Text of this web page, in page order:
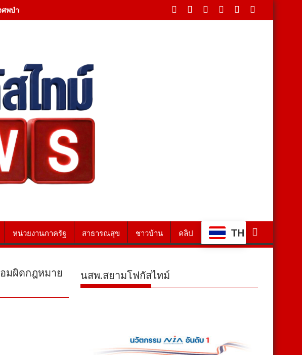
พบำเพ็ญกุศล 3 คืน ฌาปนกิจวันที่ 11 สิงหาคม วัดรังษีชัชวาล อาหารที่ชอบส้มตำ-หมูกะทะ
หน่วยงานภาครัฐ สาธารณสุข ชาวบ้าน คลิป TH
มผิดกฎหมาย
นสพ.สยามโฟกัสไทม์